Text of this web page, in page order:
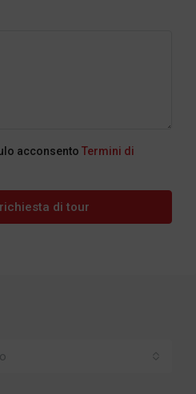
acconsento Termini di
di tour